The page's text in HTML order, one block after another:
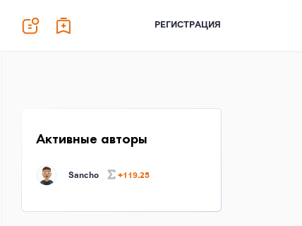
РЕГИСТРАЦИЯ
Активные авторы
Sancho +119.25